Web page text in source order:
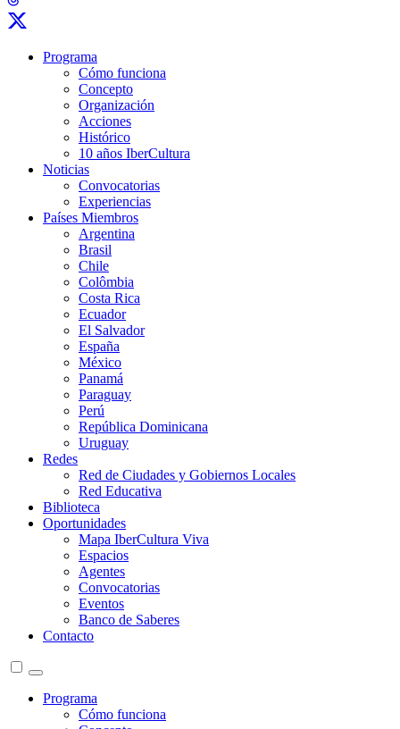
Programa
Cómo funciona
Concepto
Organización
Acciones
Histórico
10 años IberCultura
Noticias
Convocatorias
Experiencias
Países Miembros
Argentina
Brasil
Chile
Colômbia
Costa Rica
Ecuador
El Salvador
España
México
Panamá
Paraguay
Perú
República Dominicana
Uruguay
Redes
Red de Ciudades y Gobiernos Locales
Red Educativa
Biblioteca
Oportunidades
Mapa IberCultura Viva
Espacios
Agentes
Convocatorias
Eventos
Banco de Saberes
Contacto
Programa
Cómo funciona